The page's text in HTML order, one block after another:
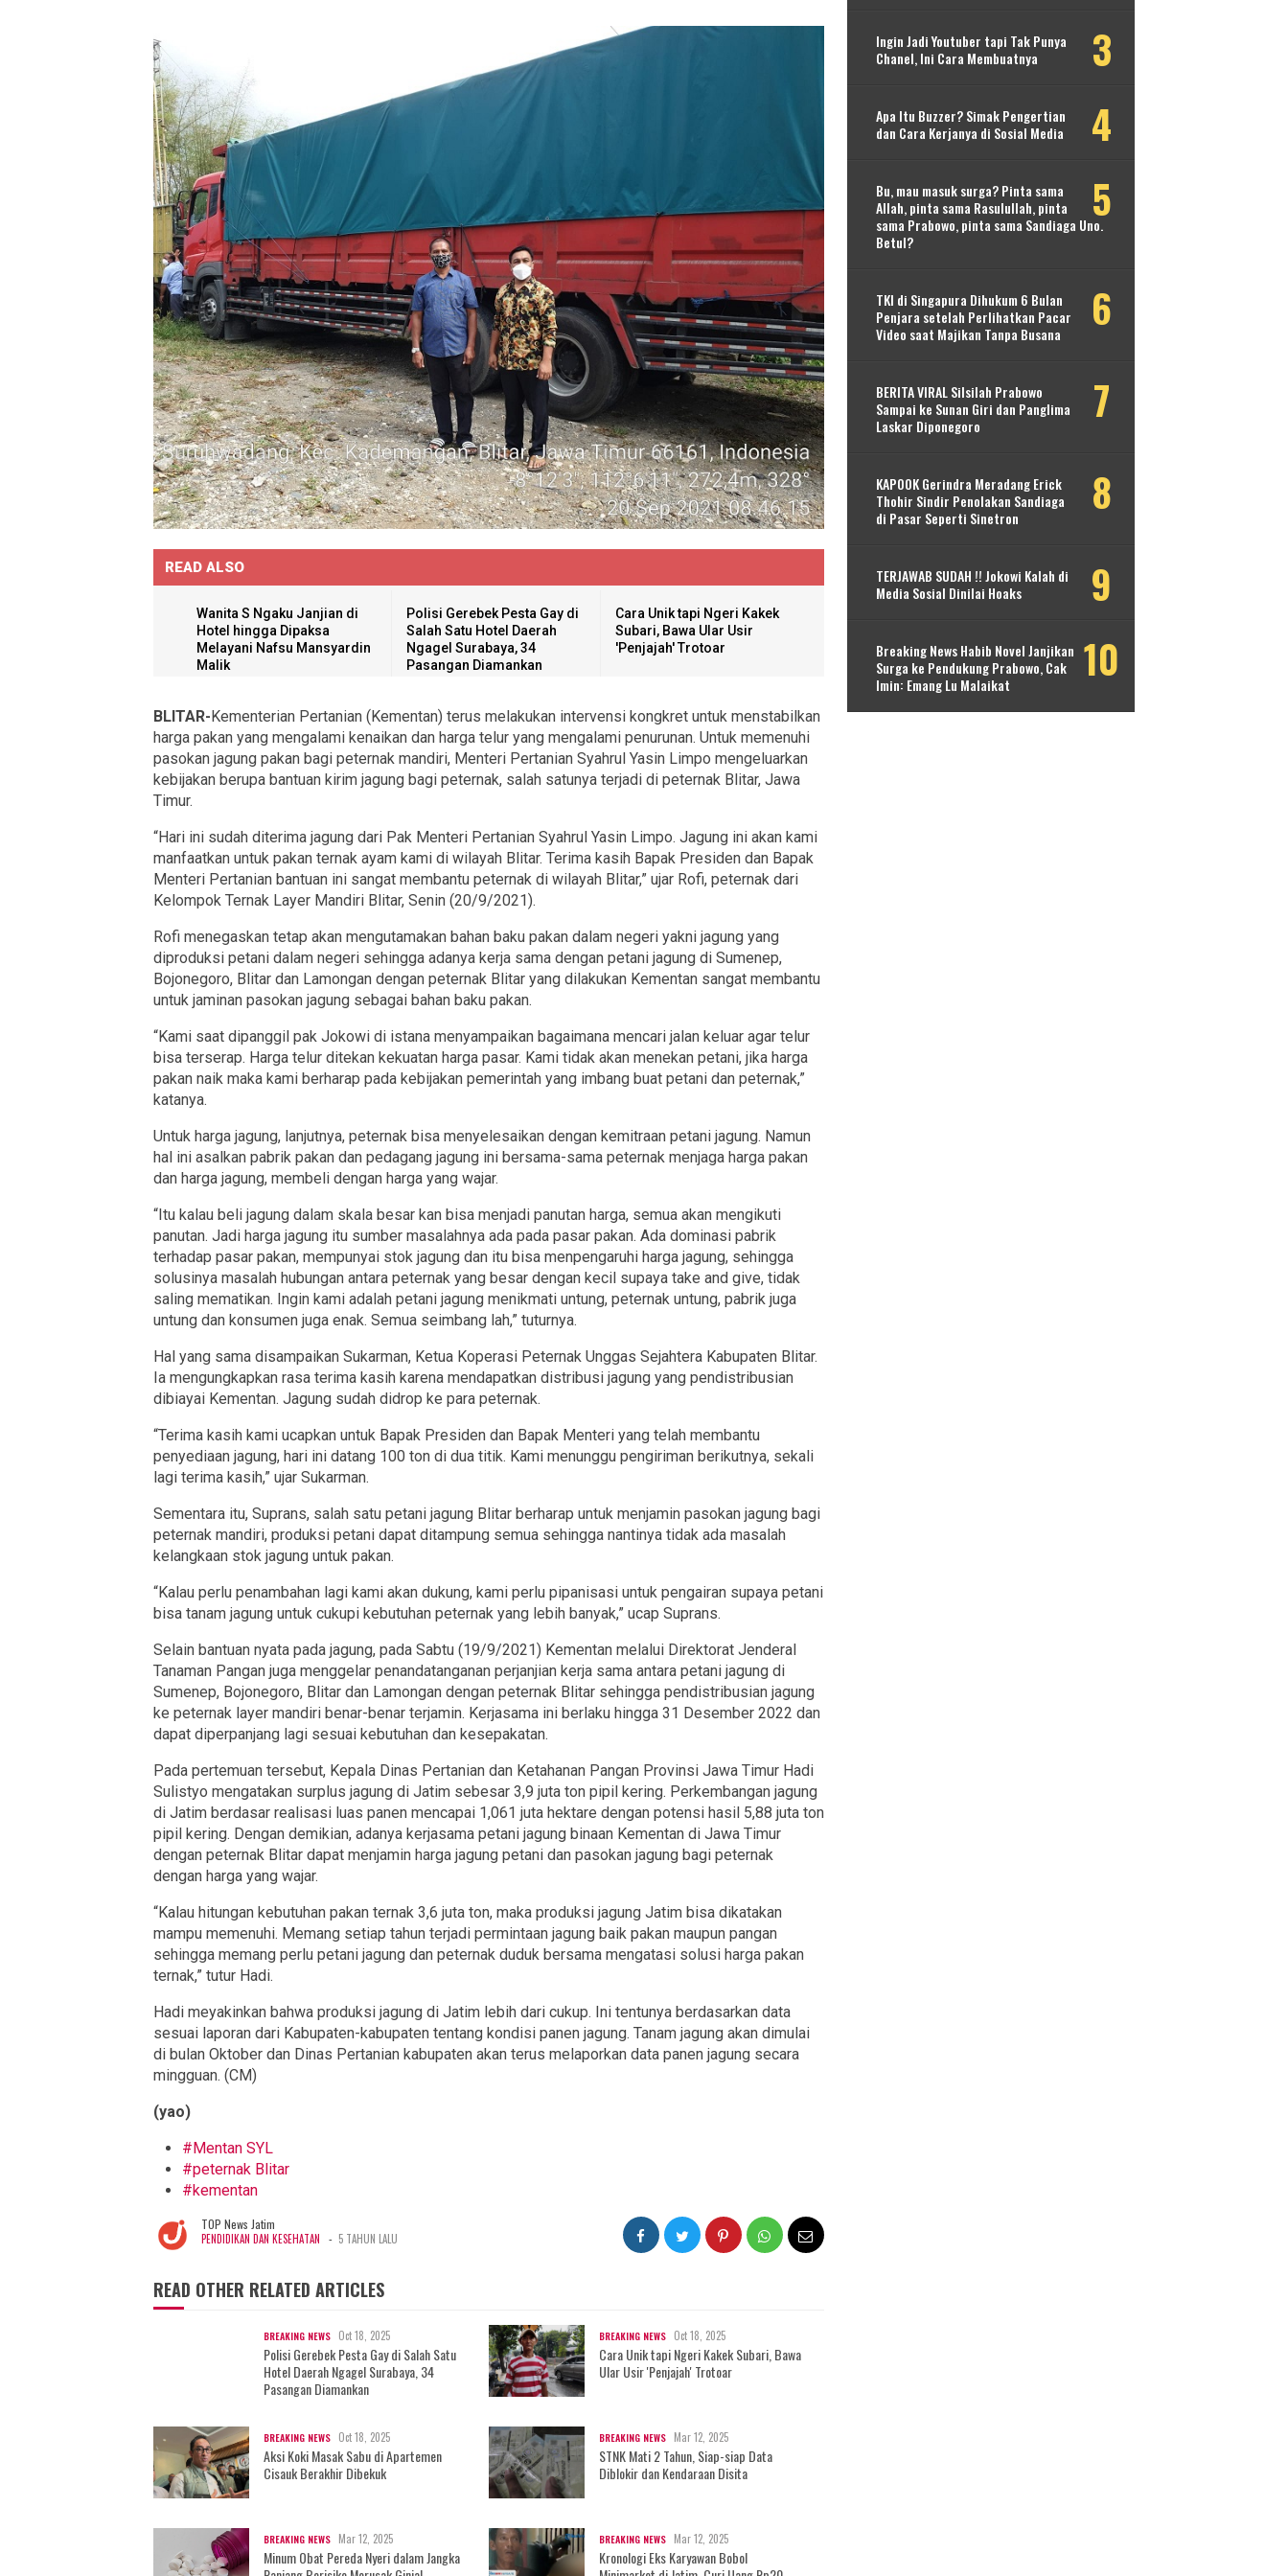
READ ALSO
Wanita S Ngaku Janjian di
Hotel hingga Dipaksa
Melayani Nafsu Mansyardin
Malik
Polisi Gerebek Pesta Gay di
Salah Satu Hotel Daerah
Ngagel Surabaya, 34
Pasangan Diamankan
Cara Unik tapi Ngeri Kakek
Subari, Bawa Ular Usir
'Penjajah' Trotoar
BLITAR-Kementerian Pertanian (Kementan) terus melakukan intervensi kongkret untuk menstabilkan
harga pakan yang mengalami kenaikan dan harga telur yang mengalami penurunan. Untuk memenuhi
pasokan jagung pakan bagi peternak mandiri, Menteri Pertanian Syahrul Yasin Limpo mengeluarkan
kebijakan berupa bantuan kirim jagung bagi peternak, salah satunya terjadi di peternak Blitar, Jawa
Timur.
“Hari ini sudah diterima jagung dari Pak Menteri Pertanian Syahrul Yasin Limpo. Jagung ini akan kami
manfaatkan untuk pakan ternak ayam kami di wilayah Blitar. Terima kasih Bapak Presiden dan Bapak
Menteri Pertanian bantuan ini sangat membantu peternak di wilayah Blitar,” ujar Rofi, peternak dari
Kelompok Ternak Layer Mandiri Blitar, Senin (20/9/2021).
Rofi menegaskan tetap akan mengutamakan bahan baku pakan dalam negeri yakni jagung yang
diproduksi petani dalam negeri sehingga adanya kerja sama dengan petani jagung di Sumenep,
Bojonegoro, Blitar dan Lamongan dengan peternak Blitar yang dilakukan Kementan sangat membantu
untuk jaminan pasokan jagung sebagai bahan baku pakan.
“Kami saat dipanggil pak Jokowi di istana menyampaikan bagaimana mencari jalan keluar agar telur
bisa terserap. Harga telur ditekan kekuatan harga pasar. Kami tidak akan menekan petani, jika harga
pakan naik maka kami berharap pada kebijakan pemerintah yang imbang buat petani dan peternak,”
katanya.
Untuk harga jagung, lanjutnya, peternak bisa menyelesaikan dengan kemitraan petani jagung. Namun
hal ini asalkan pabrik pakan dan pedagang jagung ini bersama-sama peternak menjaga harga pakan
dan harga jagung, membeli dengan harga yang wajar.
“Itu kalau beli jagung dalam skala besar kan bisa menjadi panutan harga, semua akan mengikuti
panutan. Jadi harga jagung itu sumber masalahnya ada pada pasar pakan. Ada dominasi pabrik
terhadap pasar pakan, mempunyai stok jagung dan itu bisa menpengaruhi harga jagung, sehingga
solusinya masalah hubungan antara peternak yang besar dengan kecil supaya take and give, tidak
saling mematikan. Ingin kami adalah petani jagung menikmati untung, peternak untung, pabrik juga
untung dan konsumen juga enak. Semua seimbang lah,” tuturnya.
Hal yang sama disampaikan Sukarman, Ketua Koperasi Peternak Unggas Sejahtera Kabupaten Blitar.
Ia mengungkapkan rasa terima kasih karena mendapatkan distribusi jagung yang pendistribusian
dibiayai Kementan. Jagung sudah didrop ke para peternak.
“Terima kasih kami ucapkan untuk Bapak Presiden dan Bapak Menteri yang telah membantu
penyediaan jagung, hari ini datang 100 ton di dua titik. Kami menunggu pengiriman berikutnya, sekali
lagi terima kasih,” ujar Sukarman.
Sementara itu, Suprans, salah satu petani jagung Blitar berharap untuk menjamin pasokan jagung bagi
peternak mandiri, produksi petani dapat ditampung semua sehingga nantinya tidak ada masalah
kelangkaan stok jagung untuk pakan.
“Kalau perlu penambahan lagi kami akan dukung, kami perlu pipanisasi untuk pengairan supaya petani
bisa tanam jagung untuk cukupi kebutuhan peternak yang lebih banyak,” ucap Suprans.
Selain bantuan nyata pada jagung, pada Sabtu (19/9/2021) Kementan melalui Direktorat Jenderal
Tanaman Pangan juga menggelar penandatanganan perjanjian kerja sama antara petani jagung di
Sumenep, Bojonegoro, Blitar dan Lamongan dengan peternak Blitar sehingga pendistribusian jagung
ke peternak layer mandiri benar-benar terjamin. Kerjasama ini berlaku hingga 31 Desember 2022 dan
dapat diperpanjang lagi sesuai kebutuhan dan kesepakatan.
Pada pertemuan tersebut, Kepala Dinas Pertanian dan Ketahanan Pangan Provinsi Jawa Timur Hadi
Sulistyo mengatakan surplus jagung di Jatim sebesar 3,9 juta ton pipil kering. Perkembangan jagung
di Jatim berdasar realisasi luas panen mencapai 1,061 juta hektare dengan potensi hasil 5,88 juta ton
pipil kering. Dengan demikian, adanya kerjasama petani jagung binaan Kementan di Jawa Timur
dengan peternak Blitar dapat menjamin harga jagung petani dan pasokan jagung bagi peternak
dengan harga yang wajar.
“Kalau hitungan kebutuhan pakan ternak 3,6 juta ton, maka produksi jagung Jatim bisa dikatakan
mampu memenuhi. Memang setiap tahun terjadi permintaan jagung baik pakan maupun pangan
sehingga memang perlu petani jagung dan peternak duduk bersama mengatasi solusi harga pakan
ternak,” tutur Hadi.
Hadi meyakinkan bahwa produksi jagung di Jatim lebih dari cukup. Ini tentunya berdasarkan data
sesuai laporan dari Kabupaten-kabupaten tentang kondisi panen jagung. Tanam jagung akan dimulai
di bulan Oktober dan Dinas Pertanian kabupaten akan terus melaporkan data panen jagung secara
mingguan. (CM)
(yao)
#Mentan SYL
#peternak Blitar
#kementan
TOP News Jatim
PENDIDIKAN DAN KESEHATAN - 5 TAHUN LALU
READ OTHER RELATED ARTICLES
BREAKING NEWS Oct 18, 2025
Polisi Gerebek Pesta Gay di Salah Satu
Hotel Daerah Ngagel Surabaya, 34
Pasangan Diamankan
BREAKING NEWS Oct 18, 2025
Cara Unik tapi Ngeri Kakek Subari, Bawa
Ular Usir 'Penjajah' Trotoar
BREAKING NEWS Oct 18, 2025
Aksi Koki Masak Sabu di Apartemen
Cisauk Berakhir Dibekuk
BREAKING NEWS Mar 12, 2025
STNK Mati 2 Tahun, Siap-siap Data
Diblokir dan Kendaraan Disita
BREAKING NEWS Mar 12, 2025
Minum Obat Pereda Nyeri dalam Jangka
BREAKING NEWS Mar 12, 2025
Kronologi Eks Karyawan Bobol
Ingin Jadi Youtuber tapi Tak Punya
Chanel, Ini Cara Membuatnya
Apa Itu Buzzer? Simak Pengertian
dan Cara Kerjanya di Sosial Media
Bu, mau masuk surga? Pinta sama
Allah, pinta sama Rasulullah, pinta
sama Prabowo, pinta sama Sandiaga Uno.
Betul?
TKI di Singapura Dihukum 6 Bulan
Penjara setelah Perlihatkan Pacar
Video saat Majikan Tanpa Busana
BERITA VIRAL Silsilah Prabowo
Sampai ke Sunan Giri dan Panglima
Laskar Diponegoro
KAPOOK Gerindra Meradang Erick
Thohir Sindir Penolakan Sandiaga
di Pasar Seperti Sinetron
TERJAWAB SUDAH !! Jokowi Kalah di
Media Sosial Dinilai Hoaks
Breaking News Habib Novel Janjikan
Surga ke Pendukung Prabowo, Cak
Imin: Emang Lu Malaikat